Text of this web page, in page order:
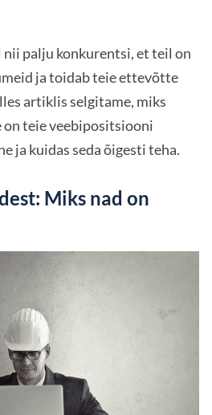
nii palju konkurentsi, et teil on
ja toidab teie ettevõtte
artiklis selgitame, miks
teie veebipositsiooni
ja kuidas seda õigesti teha.
Miks nad on